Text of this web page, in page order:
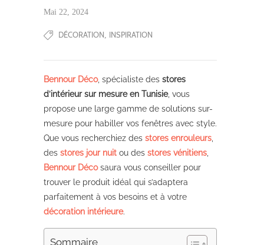
Mai 22, 2024
DÉCORATION INSPIRATION
Bennour Déco, spécialiste des stores
d’intérieur sur mesure en Tunisie, vous
propose une large gamme de solutions sur-
mesure pour habiller vos fenêtres avec style.
Que vous recherchiez des stores enrouleurs
des stores jour nuit ou des stores vénitiens
Bennour Décosaura vous conseiller pour
trouver le produit idéal qui s’adaptera
parfaitement à vos besoins et à votre
décoration intérieure.
Sommaire